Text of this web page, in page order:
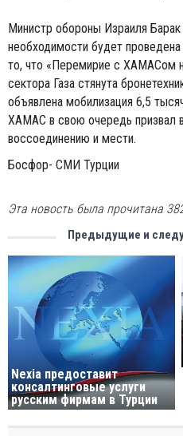
Министр обороны Израиля Барак
необходимости будет проведена
то, что «Перемирие с ХАМАСом
сектора Газа стянута
объявлена мобилизация 6,5
ХАМАС в свою очередь призвал
воссоединению и мести.
Босфор- СМИ Турции
Эта новость была прочитана
Предыдущие и
Nexia предоставит
консалтинговые услуги
русским фирмам в Турции